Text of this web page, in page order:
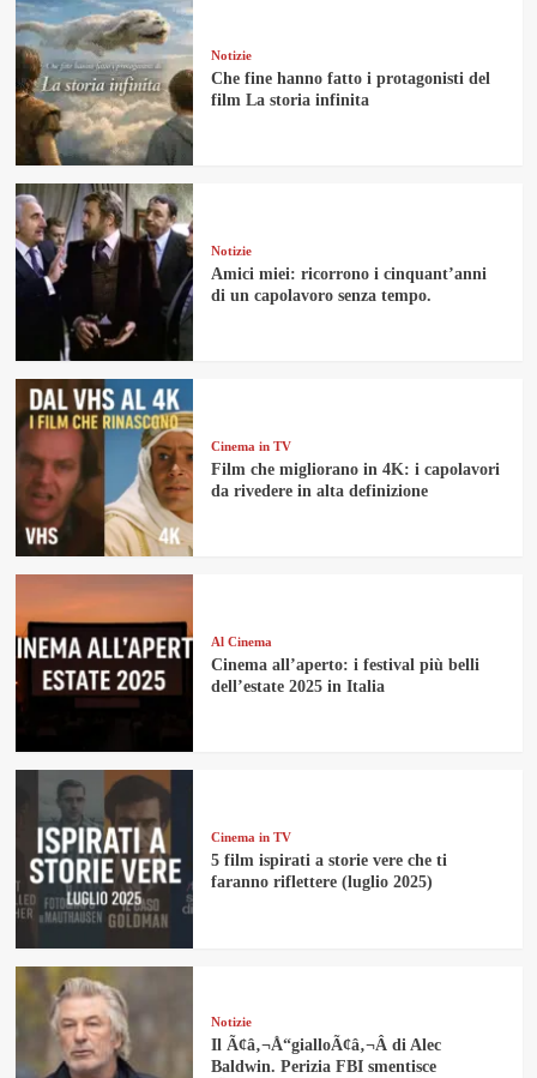
Notizie
Che fine hanno fatto i protagonisti del
film La storia infinita
Notizie
Amici miei: ricorrono i cinquant’anni
di un capolavoro senza tempo.
Cinema in TV
Film che migliorano in 4K: i capolavori
da rivedere in alta definizione
Al Cinema
Cinema all’aperto: i festival più belli
dell’estate 2025 in Italia
Cinema in TV
5 film ispirati a storie vere che ti
faranno riflettere (luglio 2025)
Notizie
Il Ã¢â‚¬Å“gialloÃ¢â‚¬Â di Alec
Baldwin. Perizia FBI smentisce